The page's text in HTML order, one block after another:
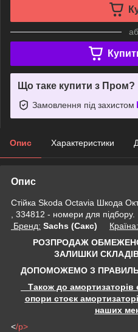
Що таке купити з Пром?
Замовлення під захистом
Опис Характеристики
Опис
Стійка Skoda Octavia Шкода
, 334812 - номери для підбору.
Бренд: Sachs (Сакс) Країна:
РОЗПРОДАЖ
ЗАЛИШКИ
ДОПОМОЖЕМО З
Також до амортизаторів
опори стоєк
наших
</p>